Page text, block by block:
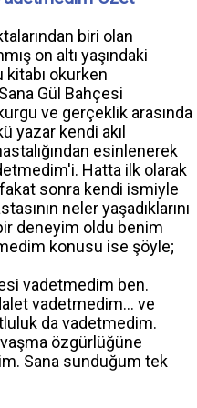
biri olan
on altı yaşındaki
kitabı okurken
Gül Bahçesi
ve gerçeklik arasında
yazar kendi akıl
esinlenerek
Hatta ilk olarak
sonra kendi ismiyle
neler yaşadıklarını
deneyim oldu benim
konusu ise şöyle;
vadetmedim ben.
vadetmedim... ve
da vadetmedim.
özgürlüğüne
Sana sunduğum tek